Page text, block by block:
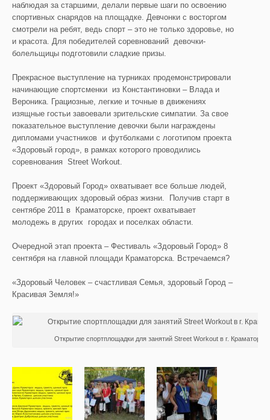
наблюдая за старшими, делали первые шаги по освоению
спортивных снарядов на площадке. Девчонки с восторгом
смотрели на ребят, ведь спорт – это не только здоровье, но
и красота. Для победителей соревнований девочки-
болельщицы подготовили сладкие призы.
Прекрасное выступление на турниках продемонстрировали
начинающие спортсменки из Константиновки – Влада и
Вероника. Грациозные, легкие и точные в движениях
изящные гостьи завоевали зрительские симпатии. За свое
показательное выступление девочки были награждены
дипломами участников и футболками с логотипом проекта
«Здоровый город», в рамках которого проводились
соревнования Street Workout.
Проект «Здоровый Город» охватывает все больше людей,
поддерживающих здоровый образ жизни. Получив старт в
сентябре 2011 в Краматорске, проект охватывает
молодежь в других городах и поселках области.
Очередной этап проекта – Фестиваль «Здоровый Город» 8
сентября на главной площади Краматорска. Встречаемся?
«Здоровый Человек – счастливая Семья, здоровый Город –
Красивая Земля!»
Открытие спортплощадки для занятий Street Workout в г. Краматорске